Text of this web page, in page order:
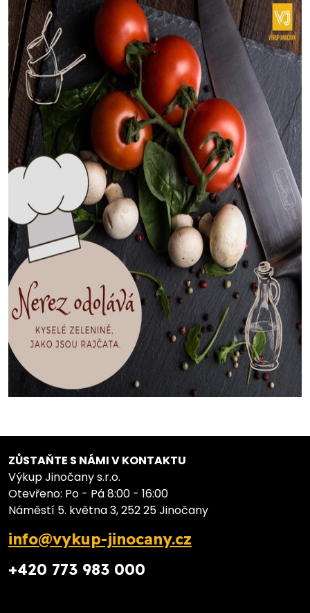
ZŮSTAŇTE S NÁMI V KONTAKTU
Výkup Jinočany s.r.o.
Otevřeno: Po - Pá 8:00 - 16:00
Náměstí 5. května 3, 252 25 Jinočany
info@vykup-jinocany.cz
+420 773 983 000